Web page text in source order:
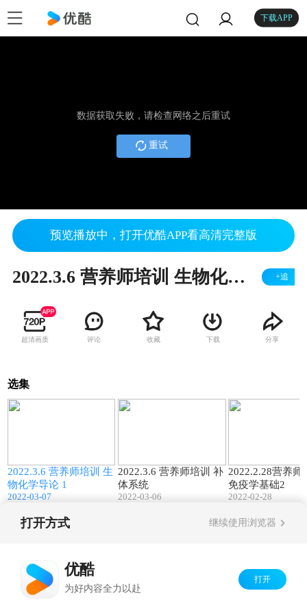
下载APP
数据获取失败，请检查网络之后重试
重试
预览播放中，打开优酷APP看高清完整版
2022.3.6 营养师培训 生物化学导论 1 +追
超清画质 评论 收藏 下载 分享
选集
2022.3.6 营养师培训 生
物化学导论 1
2022-03-07
2022.3.6 营养师培训 补
体系统
2022-03-06
2022.2.28营养师
免疫学基础2
2022-02-28
打开方式 继续使用浏览器
优酷
为好内容全力以赴
打开